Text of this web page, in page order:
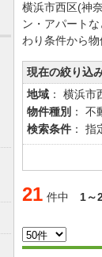
横浜市西区(神
ン・アパート
わり条件から
現在の絞り込
地域 ： 横浜市
物件種別 ：
検索条件 ： 指
21 件中 1～